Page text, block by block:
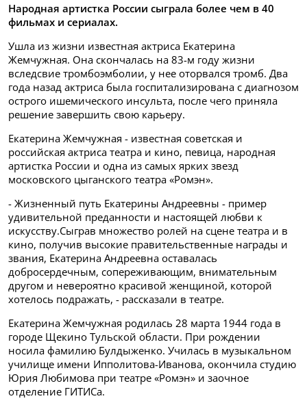
Народная артистка России сыграла более чем в 40
фильмах и сериалах.
Ушла из жизни известная актриса Екатерина
Жемчужная. Она скончалась на 83-м году жизни
вследсвие тромбоэмболии, у нее оторвался тромб. Два
года назад актриса была госпитализирована с диагнозом
острого ишемического инсульта, после чего приняла
решение завершить свою карьеру.
Екатерина Жемчужная - известная советская и
российская актриса театра и кино, певица, народная
артистка России и одна из самых ярких звезд
московского цыганского театра «Ромэн».
- Жизненный путь Екатерины Андреевны - пример
удивительной преданности и настоящей любви к
искусству.Сыграв множество ролей на сцене театра и в
кино, получив высокие правительственные награды и
звания, Екатерина Андреевна оставалась
добросердечным, сопереживающим, внимательным
другом и невероятно красивой женщиной, которой
хотелось подражать, - рассказали в театре.
Екатерина Жемчужная родилась 28 марта 1944 года в
городе Щекино Тульской области. При рождении
носила фамилию Булдыженко. Училась в музыкальном
училище имени Ипполитова-Иванова, окончила студию
Юрия Любимова при театре «Ромэн» и заочное
отделение ГИТИСа.